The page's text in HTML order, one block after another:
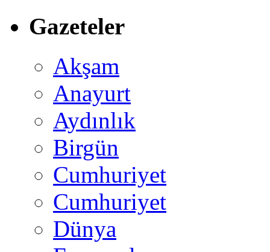
Gazeteler
Akşam
Anayurt
Aydınlık
Birgün
Cumhuriyet
Cumhuriyet
Dünya